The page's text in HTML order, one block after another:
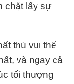
chặt lấy sự
thú vui thế
và ngay cả
tối thượng